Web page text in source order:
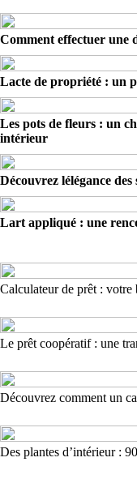
Comment effectuer une
Lacte de propriété : un
Les pots de fleurs : un
intérieur
Découvrez lélégance
Lart appliqué : une
Calculateur de prêt :
Le prêt coopératif : une
Découvrez comment un
Des plantes d’intérieur :